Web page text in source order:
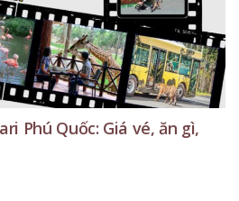
Phú Quốc: Giá vé, ăn gì,